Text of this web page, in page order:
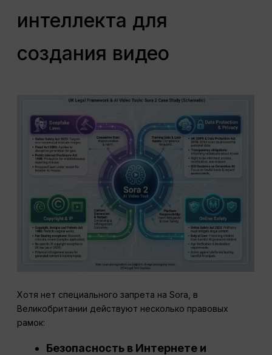
интеллекта для
создания видео
Хотя нет специального запрета на Sora, в
Великобритании действуют несколько правовых
рамок:
Безопасность в Интернете и